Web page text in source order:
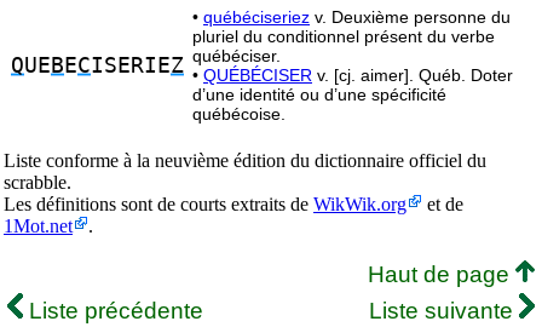
QUE B ECISERIEZ
• québéciseriez v. Deuxième personne du
pluriel du conditionnel présent du verbe
québéciser.
• QUÉBÉCISER v. [cj. aimer]. Québ. Doter
d’une identité ou d’une spécificité
québécoise.
Liste conforme à la neuvième édition du dictionnaire officiel du
scrabble.
Les définitions sont de courts extraits de WikWik.org
et de
1Mot.net
.
Haut de page
Liste précédente
Liste suivante